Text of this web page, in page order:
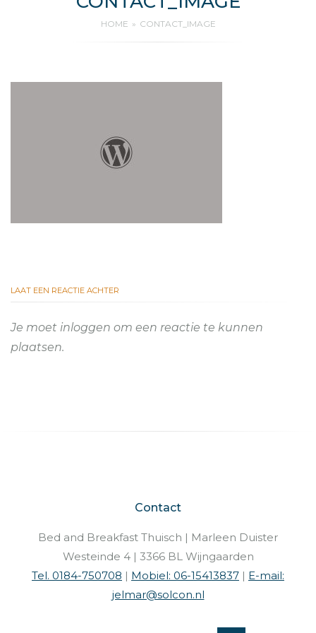
HOME CONTACT_IMAGE
LAAT EEN REACTIE ACHTER
Je moet inloggen om een reactie te kunnen
plaatsen.
Contact
Bed and Breakfast Thuisch | Marleen Duister
Westeinde 4 | 3366 BL Wijngaarden
Tel. 0184-750708 | Mobiel: 06-15413837 | E-mail:
jelmar@solcon.nl